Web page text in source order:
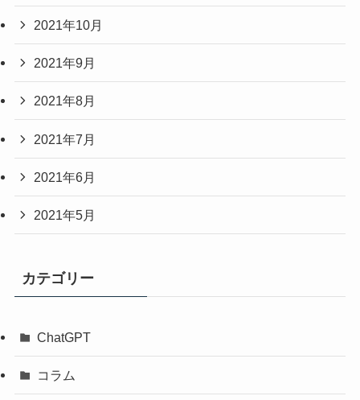
2021年10月
2021年9月
2021年8月
2021年7月
2021年6月
2021年5月
カテゴリー
ChatGPT
コラム